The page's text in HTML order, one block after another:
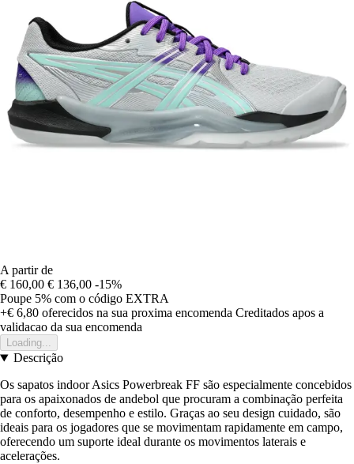
A partir de
€ 160,00 € 136,00 -15%
Poupe 5% com o código EXTRA
+€ 6,80 oferecidos na sua proxima encomenda Creditados apos a
validacao da sua encomenda
Loading...
Descrição
Os sapatos indoor Asics Powerbreak FF são especialmente concebidos
para os apaixonados de andebol que procuram a combinação perfeita
de conforto, desempenho e estilo. Graças ao seu design cuidado, são
ideais para os jogadores que se movimentam rapidamente em campo,
oferecendo um suporte ideal durante os movimentos laterais e
acelerações.